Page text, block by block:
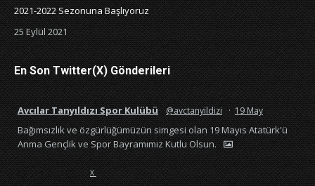
2021-2022 Sezonuna Başlıyoruz
25 Eylül 2021
En Son Twitter(X) Gönderileri
Avcılar Tanyıldızı Spor Kulübü @avctanyildizi · 19 May
Bağımsızlık ve özgürlüğümüzün simgesi olan 19 Mayıs Atatürk'ü
Anma Gençlik ve Spor Bayramımız Kutlu Olsun.
X